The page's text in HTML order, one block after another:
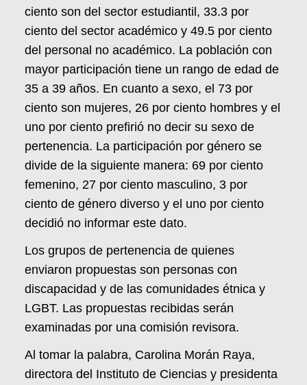
ciento son del sector estudiantil, 33.3 por
ciento del sector académico y 49.5 por ciento
del personal no académico. La población con
mayor participación tiene un rango de edad de
35 a 39 años. En cuanto a sexo, el 73 por
ciento son mujeres, 26 por ciento hombres y el
uno por ciento prefirió no decir su sexo de
pertenencia. La participación por género se
divide de la siguiente manera: 69 por ciento
femenino, 27 por ciento masculino, 3 por
ciento de género diverso y el uno por ciento
decidió no informar este dato.
Los grupos de pertenencia de quienes
enviaron propuestas son personas con
discapacidad y de las comunidades étnica y
LGBT. Las propuestas recibidas serán
examinadas por una comisión revisora.
Al tomar la palabra, Carolina Morán Raya,
directora del Instituto de Ciencias y presidenta